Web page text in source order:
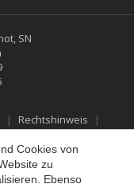
SN
Rechtshinweis
Richtlinie
Erstattungspolitik
Cookies von
zu
Ebenso